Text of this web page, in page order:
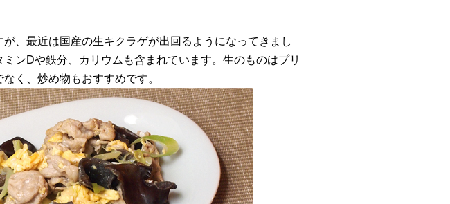
、最近は国産の生キクラゲが出回るようになってきまし
ンDや鉄分、カリウムも含まれています。生のものはプリ
く、炒め物もおすすめです。